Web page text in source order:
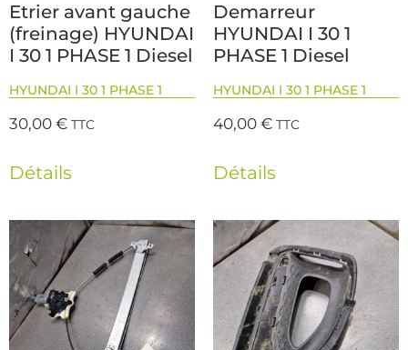
Etrier avant gauche
(freinage) HYUNDAI
I 30 1 PHASE 1 Diesel
HYUNDAI I 30 1 PHASE 1
30,00€ TTC
Détails
Demarreur
HYUNDAI I 30 1
PHASE 1 Diesel
HYUNDAI I 30 1 PHASE 1
40,00€ TTC
Détails